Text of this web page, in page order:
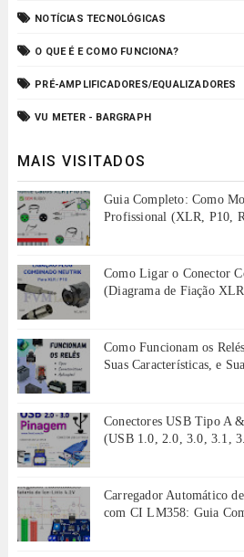
NOTÍCIAS TECNOLÓGICAS
O QUE É E COMO FUNCIONA?
PRÉ-AMPLIFICADORES/EQUALIZADORES
VU METER - BARGRAPH
MAIS VISITADOS
Guia Completo: Como
Profissional (XLR, P10,
Como Ligar o Conector
(Diagrama de Fiação
Como Funcionam os
Suas Características, e
Conectores USB Tipo A
(USB 1.0, 2.0, 3.0, 3.1,
Carregador Automático
com CI LM358: Guia